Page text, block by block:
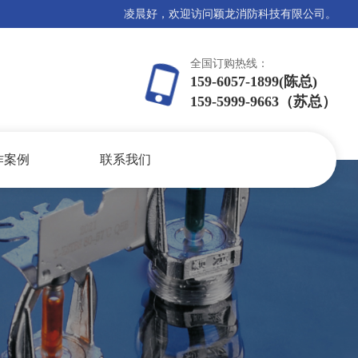
凌晨好，欢迎访问颖龙消防科技有限公司。
全国订购热线：
159-6057-1899(陈总)
159-5999-9663（苏总）
案例 联系我们